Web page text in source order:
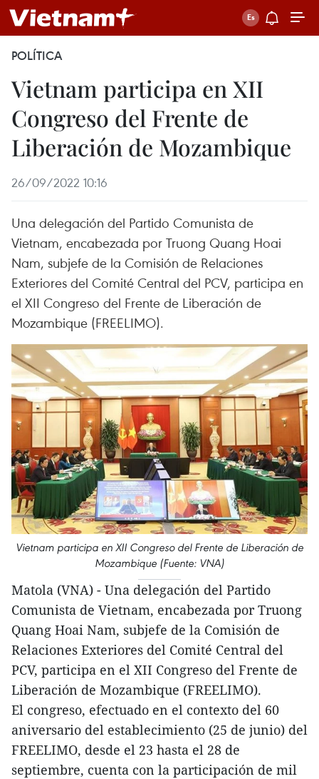
POLÍTICA
Vietnam participa en XII
Congreso del Frente de
Liberación de Mozambique
26/09/2022 10:16
Una delegación del Partido Comunista de
Vietnam, encabezada por Truong Quang Hoai
Nam, subjefe de la Comisión de Relaciones
Exteriores del Comité Central del PCV, participa en
el XII Congreso del Frente de Liberación de
Mozambique (FREELIMO).
Vietnam participa en XII Congreso del Frente de Liberación de
Mozambique (Fuente: VNA)
Matola (VNA) - Una delegación del Partido
Comunista de Vietnam, encabezada por Truong
Quang Hoai Nam, subjefe de la Comisión de
Relaciones Exteriores del Comité Central del
PCV, participa en el XII Congreso del Frente de
Liberación de Mozambique (FREELIMO).
El congreso, efectuado en el contexto del 60
aniversario del establecimiento (25 de junio) del
FREELIMO, desde el 23 hasta el 28 de
septiembre, cuenta con la participación de mil